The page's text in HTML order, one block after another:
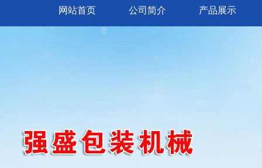
网站首页 公司简介 产品展示